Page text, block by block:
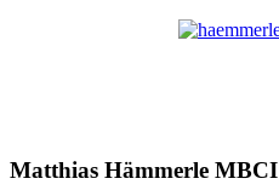
Matthias Hämmerle MBCI